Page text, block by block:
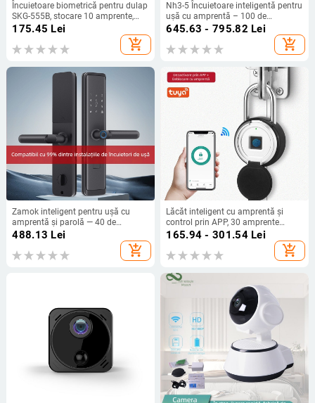
Încuietoare biometrică pentru dulap
SKG-555B, stocare 10 amprente,
peste 100000 de deblocări, timp de
175.45 Lei
add_shopping_cart
Nh3-5 Încuietoare inteligentă pentru
ușă cu amprentă – 100 de
amprente stocate, 3.000.000 de
deblocări, scanare <0,3 s, rată de
recunoaștere falsă 0,00001
645.63 - 795.82 Lei
add_shopping_cart
Zamok inteligent pentru ușă cu
amprentă și parolă — 40 de
amprente stocate; peste 1.000.000
de deblocări; timp de scanare <0,1
s; rată de acceptare falsă 0,001%;
488.13 Lei
add_shopping_cart
Lăcăt inteligent cu amprentă și
control prin APP, 30 amprente
stocate, scanare 0,5 s, 500.000
cicluri, rezistent la apă, pentru
dulapuri, valize și rucsaci
165.94 - 301.54Lei
add_shopping_cart